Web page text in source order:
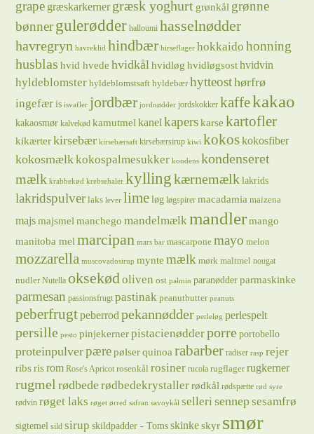
grape græskarkernergræsk yoghurt grønkål grønne
bønnergulerødder halloumi hasselnødder
havregryn havreklid hindbær hirseflager hokkaido honning
husblas hvid hvede hvidkålhvidløg hvidløgsost hvidvin
hyldeblomster hyldeblomstsaft hyldebær hytteosthørfrø
ingefær is isvafler jordbær jordnødder jordskokker kaffekakao
kakaosmør kalvekød kamutmel kanelkaperskarse kartofler
kikærterkirsebær kirsebærsaft kirsebærsirup kiwi kokoskokosfiber
kokosmælkkokospalmesukker kondens kondenseret
mælk krabbekød krebsehaler kylling kærnemælk lakrids
lakridspulver laks lever lime løg løgspirer macadamia maizena
majsmajsmel manchego mandelmælkmandler mango
manitoba mel marcipan mars bar mascarpone mayo melon
mozzarella muscovadosirup mynte mælk mørk maltmel nougat
nudler Nutella oksekødoliven ost palmin paranødder parmaskinke
parmesan passionsfrugt pastinak peanutbutter peanuts
peberfrugtpeberrodpekannødder perleløg perlespelt
persille pesto pinjekerner pistacienødderporre portobello
proteinpulverpære pølser quinoa rabarber radiser rasp rejer
ribs risrom Rose's Apricot rosenkål rosiner rucola rugflager rugkerner
rugmel rødbederødbedekrystallerrødkål rødspætte rød syre
rødvin røget laks røget ørred safran savoykål sellerisennepsesamfrø
sigtemel sild sirup skildpadder - Toms skinke skyr smør